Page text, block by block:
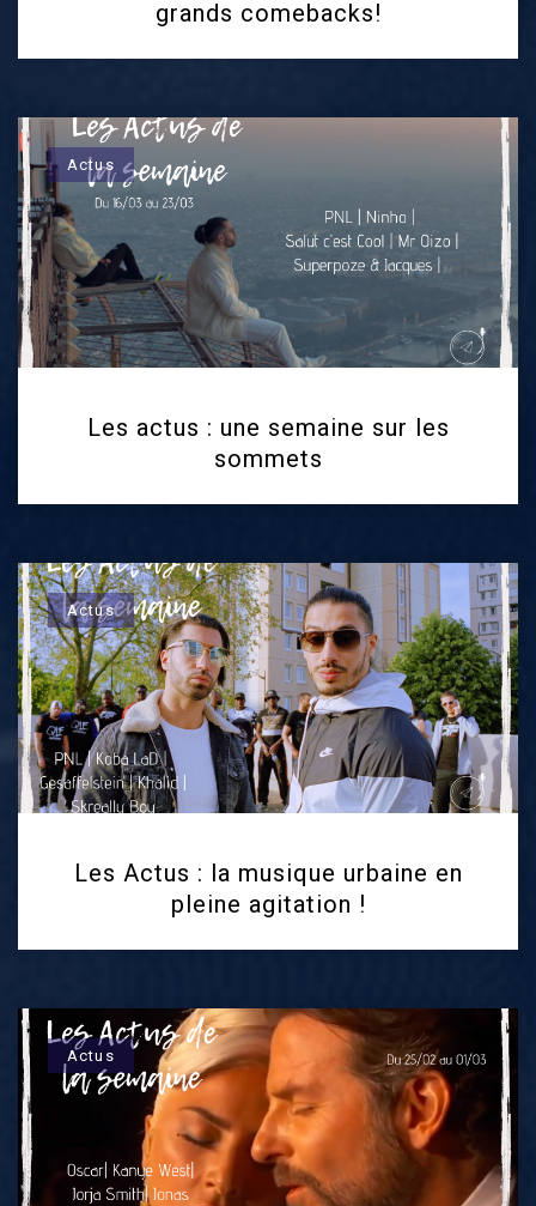
grands comebacks!
Actus
Les actus : une semaine sur les
sommets
Actus
Les Actus : la musique urbaine en
pleine agitation !
Actus